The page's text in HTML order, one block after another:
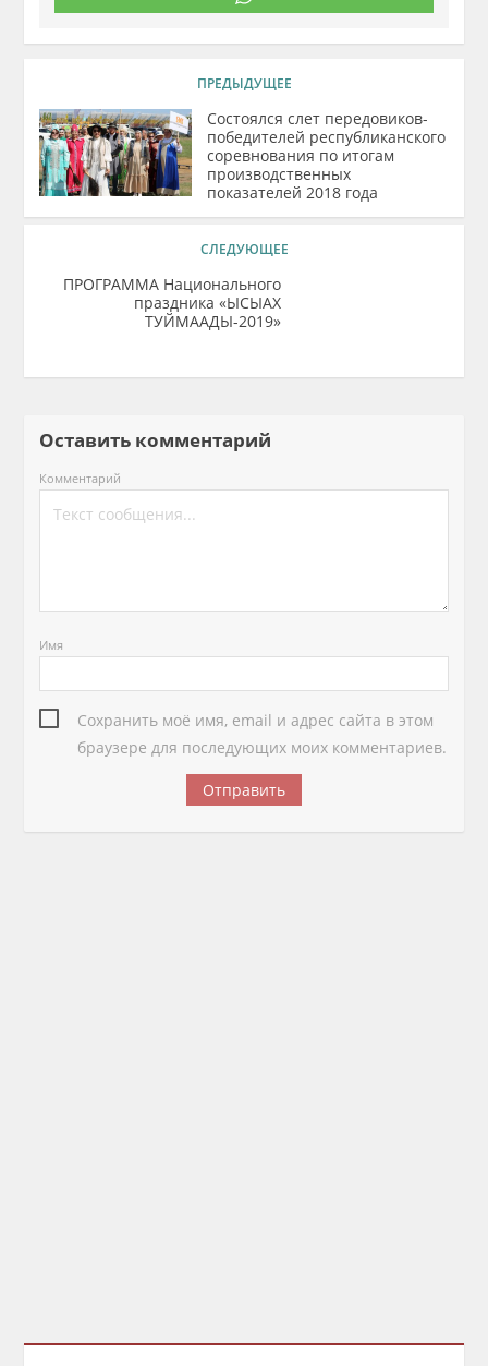
ПРЕДЫДУЩЕЕ
Состоялся слет передовиков-
победителей республиканского
соревнования по итогам
производственных
показателей 2018 года
СЛЕДУЮЩЕЕ
ПРОГРАММА Национального
праздника «ЫСЫАХ
ТУЙМААДЫ-2019»
Оставить комментарий
Комментарий
Имя
Сохранить моё имя, email и адрес сайта в этом
браузере для последующих моих комментариев.